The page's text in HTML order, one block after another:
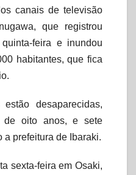
canais de televisão
que registrou
feira e inundou
habitantes, que fica
desaparecidas,
de oito anos, e sete
a prefeitura de Ibaraki.
sexta-feira em Osaki,